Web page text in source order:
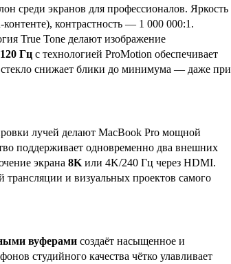
среди экранов для профессионалов. Яркость
контрастность — 1 000 000:1.
True Tone делают изображение
Гц с технологией ProMotion обеспечивает
снижает блики до минимума — даже при
лучей делают MacBook Pro мощной
поддерживает одновременно два внешних
экрана 8K или 4K/240 Гц через HDMI.
трансляции и визуальных проектов самого
вуферами создаёт насыщенное и
студийного качества чётко улавливает